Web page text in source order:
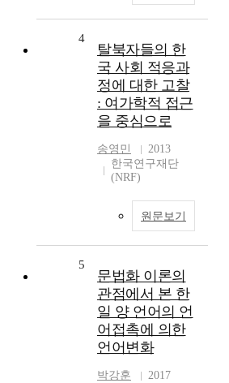
4
탈북자들의 한
국 사회 적응과
정에 대한 고찰
: 여가학적 접근
을 중심으로
송영민
2013
한국연구재단
(NRF)
원문보기
5
문법화 이론의
관점에서 본 한
일 양 언어의 언
어접촉에 의한
언어변화
박강훈
2017